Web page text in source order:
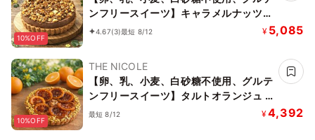
10%OFF
ンフリースイーツ】キャラメルナッツバ
ナーヌショコラ【京豆腐仕込み】 5号
ィーガンケーキ》 《無添加》《アレル
ギー配慮》
4.67(3)最短 8/12 ¥ 5,085
10%OFF
THE NICOLE
【卵、乳、小麦、白砂糖不使用、グルテ
ンフリースイーツ】タルトオランジュ 5
号 15cm 《ヴィーガンスイーツ・ヴィ
最短 8/12 ¥4,392